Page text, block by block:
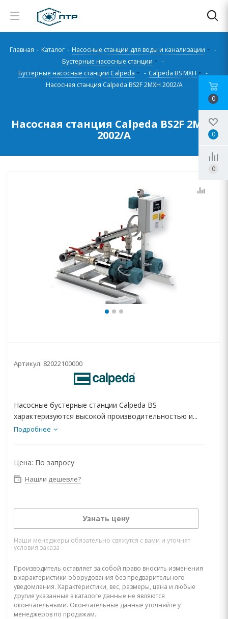
Главная - Каталог - Насосные станции для воды и канализации
-
Бустерные насосные станции
-
Бустерные насосные станции Calpeda
- Calpeda BS MXH
-
Насосная станция Calpeda BS2F 2MXH 2002/A
Насосная станция Calpeda BS2F 2MXH
2002/A
Артикул: 82022100000
Насосные бустерные станции Calpeda BS
характеризуются высокой производительностью и...
Подробнее
Цена: По запросу
Нашли дешевле?
Узнать цену
Наши менеджеры обязательно свяжутся с вами и уточнят
условия заказа
Производитель оставляет за собой право вносить изменения
в характеристики оборудования без предварительного
уведомления. Характеристики, вес, размеры, цена и любые
другие указанные в каталоге данные не являются
окончательными. Окончательные данные уточняйте у
менеджеров по продажам.
0
0
0